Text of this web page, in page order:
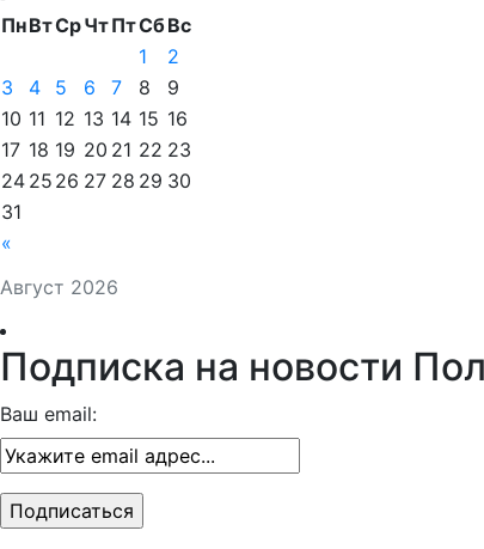
Август 2026
ПнВтСрЧтПтСбВс
«
1
2
3
4 5 6 7 8
9
10 11 12 13 14 15 16
17 18 19 20 21 22 23
24 25 26 27 28 29 30
31
Подписка на новости
Ваш email: